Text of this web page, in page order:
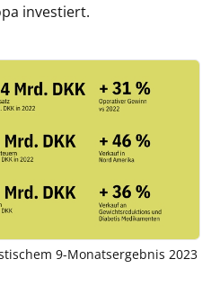
investiert.
9-Monatsergebnis 2023